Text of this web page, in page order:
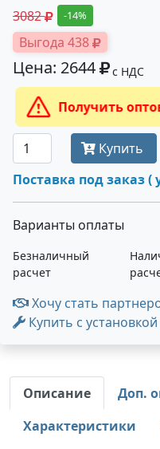
3082 -14%
Выгода 438
Цена: 2644 с НДС
Купить
Поставка под заказ (
Варианты оплаты
Безналичный
расчет
Хочу стать
Купить с
Описание
Доп.
Характеристики